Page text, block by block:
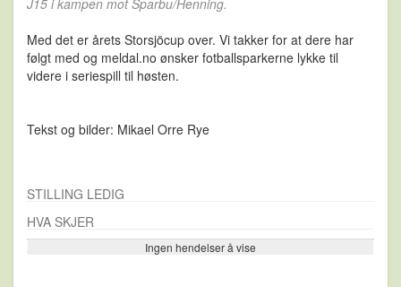
Med det er årets Storsjöcup over. Vi takker for at dere har
følgt med og meldal.no ønsker fotballsparkerne lykke til
videre i seriespill til høsten.
Tekst og bilder: Mikael Orre Rye
STILLING LEDIG
HVA SKJER
Ingen hendelser å vise
Se flere…